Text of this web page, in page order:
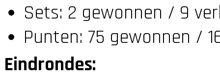
Sets: 2 gewonnen / 9
Punten: 75 gewonnen /
Eindrondes: